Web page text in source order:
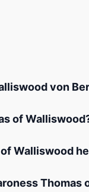
von
of
Walliswood
Thomas